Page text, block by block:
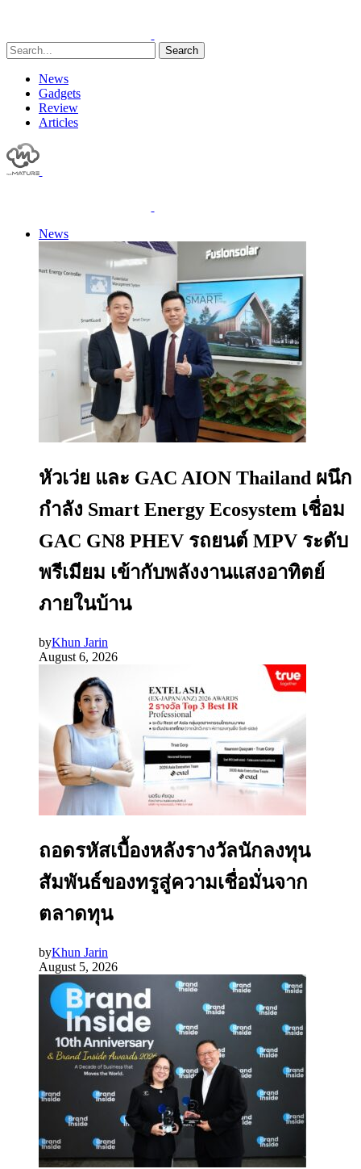
Search
News
Gadgets
Review
Articles
News
หัวเว่ย และ GAC AION Thailand ผนึก
กำลัง Smart Energy Ecosystem เชื่อม
GAC GN8 PHEV รถยนต์ MPV ระดับ
พรีเมียม เข้ากับพลังงานแสงอาทิตย์
ภายในบ้าน
byKhun Jarin
August 6, 2026
ถอดรหัสเบื้องหลังรางวัลนักลงทุน
สัมพันธ์ของทรูสู่ความเชื่อมั่นจาก
ตลาดทุน
byKhun Jarin
August 5, 2026